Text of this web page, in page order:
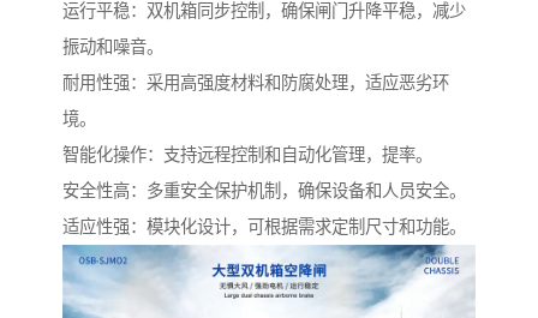
运行平稳：双机箱同步控制，确保闸门升降平稳，减少
振动和噪音。
耐用性强：采用高强度材料和防腐处理，适应恶劣环
境。
智能化操作：支持远程控制和自动化管理，提率。
安全性高：多重安全保护机制，确保设备和人员安全。
适应性强：模块化设计，可根据需求定制尺寸和功能。